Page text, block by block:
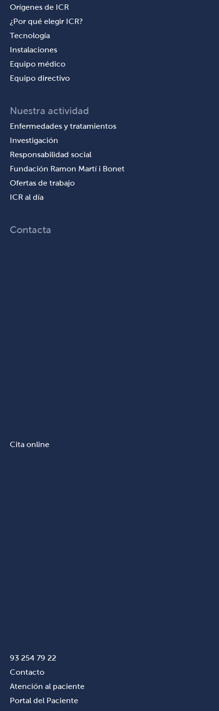
Orígenes de ICR
¿Por qué elegir ICR?
Tecnología
Instalaciones
Equipo médico
Equipo directivo
Nuestra actividad
Enfermedades y tratamientos
Investigación
Responsabilidad social
Fundación Ramon Martí i Bonet
Ofertas de trabajo
ICR al día
Contacta
Cita online
93 254 79 22
Contacto
Atención al paciente
Portal del Paciente